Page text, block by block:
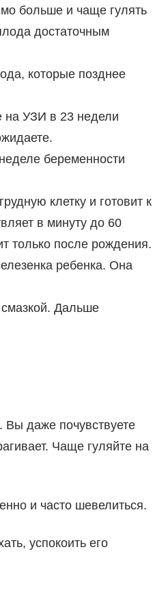
больше и чаще гулять
достаточным
которые позднее
на УЗИ в 23 недели
беременности
клетку и готовит к
в минуту до 60
только после рождения.
ребенка. Она
Дальше
даже почувствуете
Чаще гуляйте на
и часто шевелиться.
успокоить его